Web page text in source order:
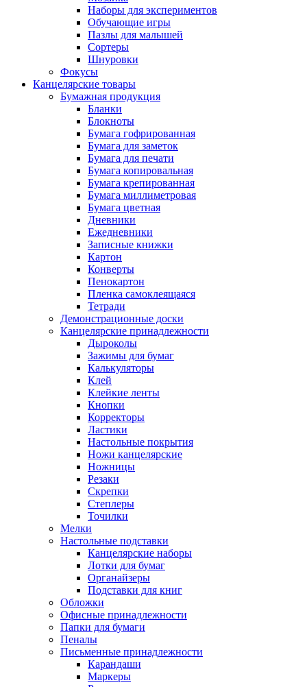
Наборы для экспериментов
Обучающие игры
Пазлы для малышей
Сортеры
Шнуровки
Фокусы
Канцелярские товары
Бумажная продукция
Бланки
Блокноты
Бумага гофрированная
Бумага для заметок
Бумага для печати
Бумага копировальная
Бумага крепированная
Бумага миллиметровая
Бумага цветная
Дневники
Ежедневники
Записные книжки
Картон
Конверты
Пенокартон
Пленка самоклеящаяся
Тетради
Демонстрационные доски
Канцелярские принадлежности
Дыроколы
Зажимы для бумаг
Калькуляторы
Клей
Клейкие ленты
Кнопки
Корректоры
Ластики
Настольные покрытия
Ножи канцелярские
Ножницы
Резаки
Скрепки
Степлеры
Точилки
Мелки
Настольные подставки
Канцелярские наборы
Лотки для бумаг
Органайзеры
Подставки для книг
Обложки
Офисные принадлежности
Папки для бумаги
Пеналы
Письменные принадлежности
Карандаши
Маркеры